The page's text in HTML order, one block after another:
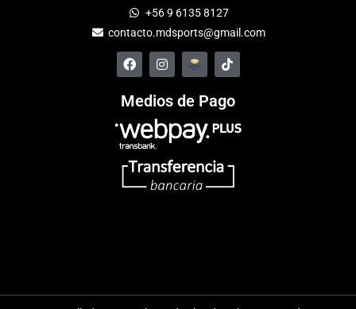
+56 9 6135 8127
contacto.mdsports@gmail.com
Medios de Pago